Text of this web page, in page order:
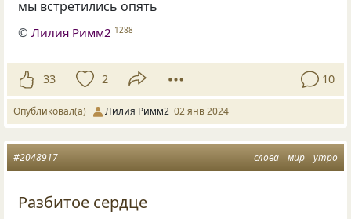
мы встретились опять
©Лилия Римм2 1288
33 2 10
Опубликовал(а) Лилия Римм2 02 янв 2024
слова мир утро
#2048917
Разбитое сердце